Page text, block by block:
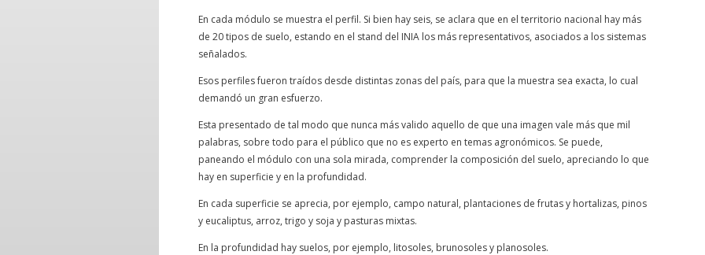
En cada módulo se muestra el perfil. Si bien hay seis, se aclara que en el territorio nacional hay más
de 20 tipos de suelo, estando en el stand del INIA los más representativos, asociados a los sistemas
señalados.
Esos perfiles fueron traídos desde distintas zonas del país, para que la muestra sea exacta, lo cual
demandó un gran esfuerzo.
Esta presentado de tal modo que nunca más valido aquello de que una imagen vale más que mil
palabras, sobre todo para el público que no es experto en temas agronómicos. Se puede,
paneando el módulo con una sola mirada, comprender la composición del suelo, apreciando lo que
hay en superficie y en la profundidad.
En cada superficie se aprecia, por ejemplo, campo natural, plantaciones de frutas y hortalizas, pinos
y eucaliptus, arroz, trigo y soja y pasturas mixtas.
En la profundidad hay suelos, por ejemplo, litosoles, brunosoles y planosoles.